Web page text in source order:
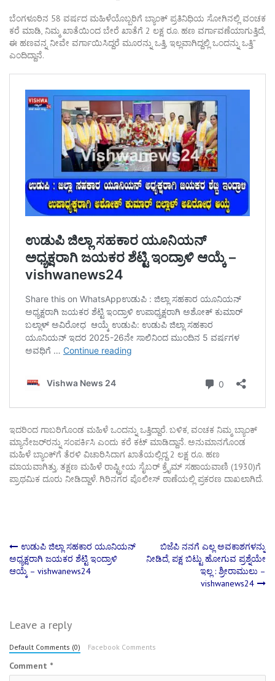
ಬೆಂಗಳೂರಿನ 58 ವರ್ಷದ ಮಹಿಳೆಯೊಬ್ಬರಿಗೆ ಬ್ಯಾಂಕ್ ಪ್ರತಿನಿಧಿಯ ಸೋಗಿನಲ್ಲಿ ವಂಚಕ
ಕರೆ ಮಾಡಿ, ನಿಮ್ಮ ಖಾತೆಯಿಂದ ಬೇರೆ ಖಾತೆಗೆ 2 ಲಕ್ಷ ರೂ. ಹಣ ವರ್ಗಾವಣೆಯಾಗುತ್ತಿದೆ,
ಈ ಹಣವನ್ನ ನೀವೇ ವರ್ಗಾಯಿಸಿದ್ದರೆ ಮೂರನ್ನು ಒತ್ತಿ, ಇಲ್ಲವಾಗಿದ್ದಲ್ಲಿ ಒಂದನ್ನು ಒತ್ತಿ”
ಎಂದಿದ್ದಾನೆ.
ಇದರಿಂದ ಗಾಬರಿಗೊಂಡ ಮಹಿಳೆ ಒಂದನ್ನು ಒತ್ತಿದ್ದಾರೆ. ಬಳಿಕ, ವಂಚಕ ನಿಮ್ಮ ಬ್ಯಾಂಕ್
ಮ್ಯಾನೇಜರ್​ರನ್ನು ಸಂಪರ್ಕಿಸಿ ಎಂದು ಕರೆ ಕಟ್ ಮಾಡಿದ್ದಾನೆ. ಅನುಮಾನಗೊಂಡ
ಮಹಿಳೆ ಬ್ಯಾಂಕ್‌ಗೆ ತೆರಳಿ ವಿಚಾರಿಸಿದಾಗ ಖಾತೆಯಲ್ಲಿದ್ದ 2 ಲಕ್ಷ ರೂ. ಹಣ
ಮಾಯವಾಗಿತ್ತು. ತಕ್ಷಣ ಮಹಿಳೆ ರಾಷ್ಟ್ರೀಯ ಸೈಬರ್ ಕ್ರೈಮ್ ಸಹಾಯವಾಣಿ (1930)ಗೆ
ಪ್ರಾಥಮಿಕ ದೂರು ನೀಡಿದ್ದಾಳೆ. ಗಿರಿನಗರ ಪೊಲೀಸ್ ಠಾಣೆಯಲ್ಲಿ ಪ್ರಕರಣ ದಾಖಲಾಗಿದೆ.
Post
navigation
ಉಡುಪಿ ಜಿಲ್ಲಾ ಸಹಕಾರ ಯೂನಿಯನ್
ಅಧ್ಯಕ್ಷರಾಗಿ ಜಯಕರ ಶೆಟ್ಟಿ ಇಂದ್ರಾಳಿ
ಆಯ್ಕೆ – vishwanews24
ಬಿಜೆಪಿ ನನಗೆ ಎಲ್ಲ ಅವಕಾಶಗಳನ್ನು
ನೀಡಿದೆ, ಪಕ್ಷ ಬಿಟ್ಟು ಹೋಗುವ ಪ್ರಶ್ನೆಯೇ
ಇಲ್ಲ : ಶ್ರೀರಾಮುಲು –
vishwanews24
Leave a reply
Default Comments (0) Facebook Comments
Comment *